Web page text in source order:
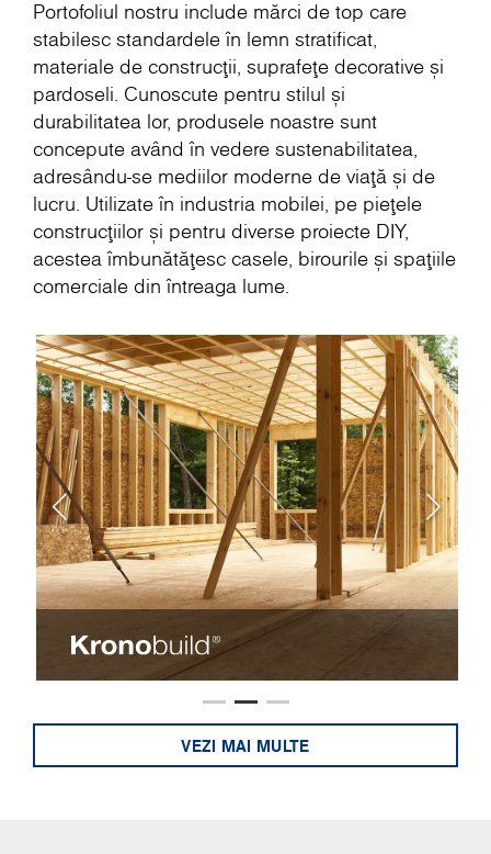
Portofoliul nostru include mărci de top care
stabilesc standardele în lemn stratificat,
materiale de construcții, suprafețe decorative și
pardoseli. Cunoscute pentru stilul și
durabilitatea lor, produsele noastre sunt
concepute având în vedere sustenabilitatea,
adresându-se mediilor moderne de viață și de
lucru. Utilizate în industria mobilei, pe piețele
construcțiilor și pentru diverse proiecte DIY,
acestea îmbunătățesc casele, birourile și spațiile
comerciale din întreaga lume.
VEZI MAI MULTE